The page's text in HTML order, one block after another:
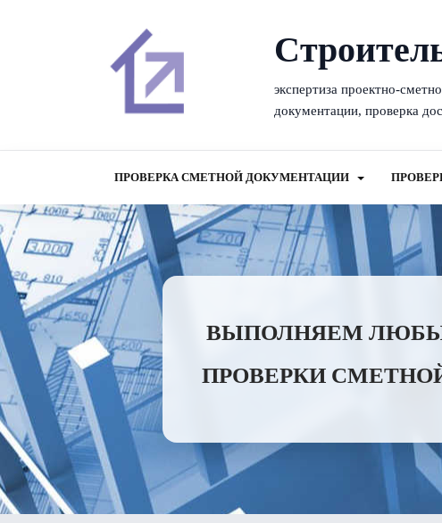
экспертиза проектно-
документации, проверка
ПРОВЕРКА СМЕТНОЙ ДОКУМЕНТАЦИИ
ВЫПОЛНЯЕМ
ПРОВЕРКИ